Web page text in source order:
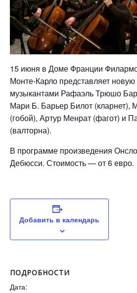
15 июня в Доме Франции
Монте-Карло представляет
музыкантами Рафаэль Трюшо
Мари Б. Барьер Билот (кларнет),
(гобой), Артур Менрат (фагот) и
(валторна).
В программе произведения
Дебюсси. Стоимость — от 6 евро.
Добавить в календарь
ПОДРОБНОСТИ
Дата: